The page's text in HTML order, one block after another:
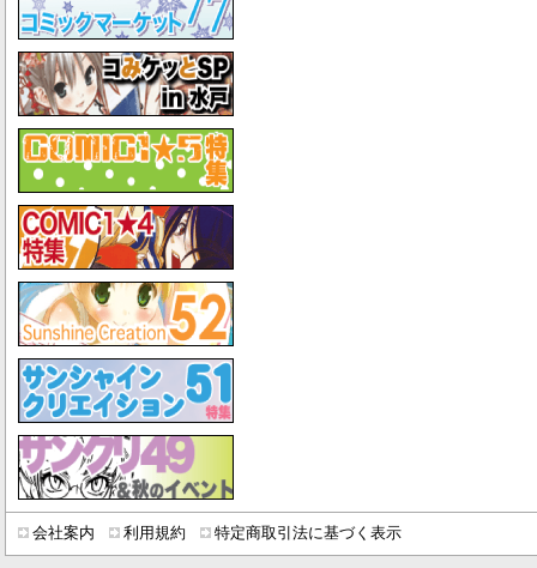
会社案内 利用規約 特定商取引法に基づく表示